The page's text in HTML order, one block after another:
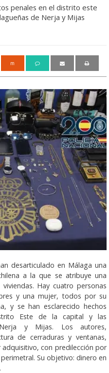
penales en el distrito este
de Nerja y Mijas
m
desarticulado en Málaga una
a la que se atribuye una
Hay cuatro personas
y una mujer, todos por su
y se han esclarecido hechos
Este de la capital y las
y Mijas. Los autores,
de cerraduras y ventanas,
con predilección por
Su objetivo: dinero en